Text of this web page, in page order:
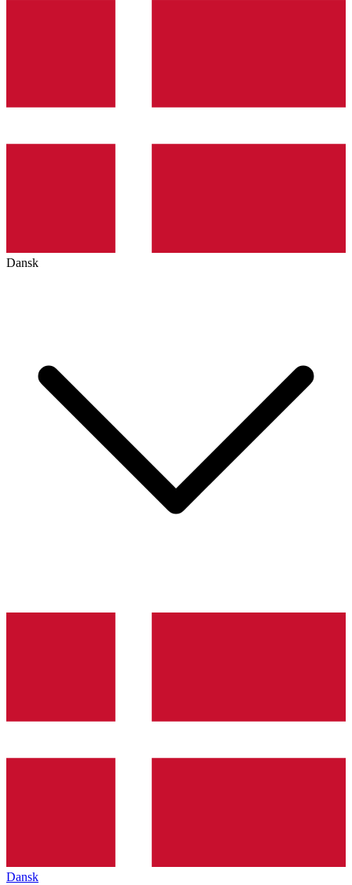
Dansk
Dansk